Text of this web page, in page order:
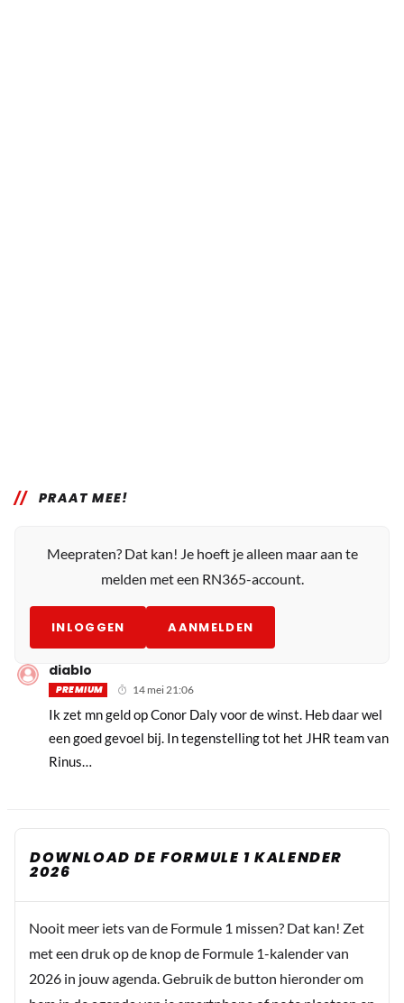
PRAAT MEE!
Meepraten? Dat kan! Je hoeft je alleen maar aan te
melden met een RN365-account.
INLOGGEN AANMELDEN
diablo
PREMIUM 14 mei 21:06
Ik zet mn geld op Conor Daly voor de winst. Heb daar wel
een goed gevoel bij. In tegenstelling tot het JHR team van
Rinus…
DOWNLOAD DE FORMULE 1 KALENDER
2026
Nooit meer iets van de Formule 1 missen? Dat kan! Zet
met een druk op de knop de Formule 1-kalender van
2026 in jouw agenda. Gebruik de button hieronder om